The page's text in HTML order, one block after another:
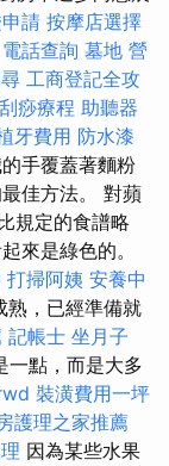
請 按摩店選擇
電話查詢 墓地 營
工商登記全攻
痧療程 助聽器
牙費用 防水漆
手覆蓋著麵粉
佳方法。 對蘋
規定的食譜略
來是綠色的。
打掃阿姨 安養中
熟，已經準備就
記帳士 坐月子
一點，而是大多
裝潢費用一坪
護理之家推薦
因為某些水果